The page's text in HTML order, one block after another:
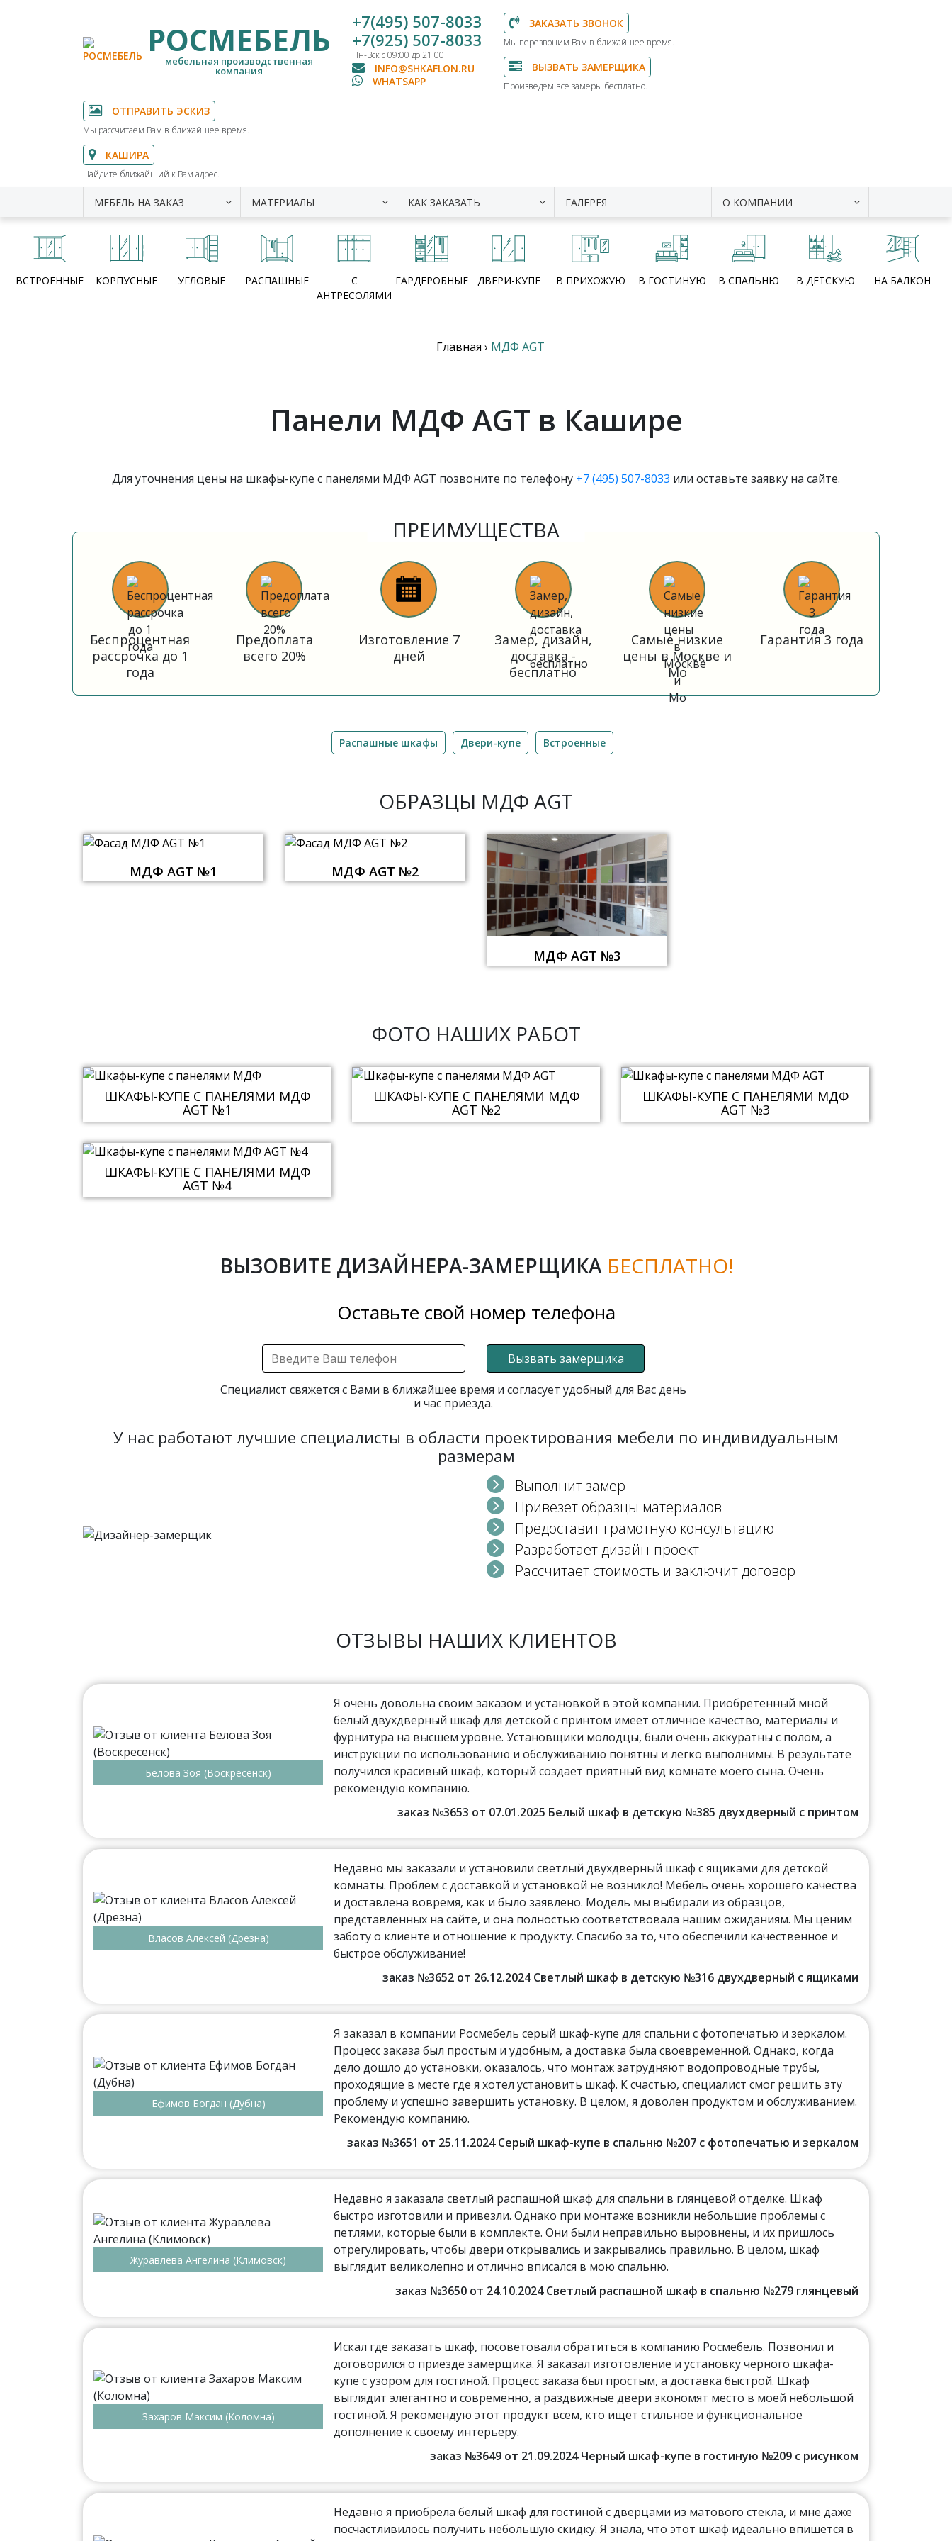
РОСМЕБЕЛЬ
мебельная производственная
компания
+7(495) 507-8033
+7(925) 507-8033
Пн-Вск с 09:00 до 21:00
INFO@SHKAFLON.RU
WHATSAPP
ЗАКАЗАТЬ ЗВОНОК
Мы перезвоним Вам в ближайшее время.
ВЫЗВАТЬ ЗАМЕРЩИКА
Произведем все замеры бесплатно.
ОТПРАВИТЬ ЭСКИЗ
Мы рассчитаем Вам в ближайшее время.
КАШИРА
Найдите ближайший к Вам адрес.
МЕБЕЛЬ НА ЗАКАЗ МАТЕРИАЛЫ КАК ЗАКАЗАТЬ ГАЛЕРЕЯ О КОМПАНИИ
ВСТРОЕННЫЕ КОРПУСНЫЕ УГЛОВЫЕ РАСПАШНЫЕ
С
АНТРЕСОЛЯМИ
ГАРДЕРОБНЫЕ ДВЕРИ-КУПЕ В ПРИХОЖУЮ В ГОСТИНУЮ В СПАЛЬНЮ В ДЕТСКУЮ НА БАЛКОН
Главная › МДФ AGT
Панели МДФ AGT в Кашире
Для уточнения цены на шкафы-купе с панелями МДФ AGT позвоните по телефону +7 (495) 507-8033 или оставьте заявку на сайте.
ПРЕИМУЩЕСТВА
Беспроцентная
рассрочка до 1
года
Предоплата
всего 20%
Изготовление 7
дней
Замер, дизайн,
доставка -
бесплатно
Самые низкие
цены в Москве и
Мо
Гарантия 3 года
Распашные шкафы Двери-купе Встроенные
ОБРАЗЦЫ МДФ AGT
МДФ AGT №1 МДФ AGT №2
МДФ AGT №3
ФОТО НАШИХ РАБОТ
ШКАФЫ-КУПЕ С ПАНЕЛЯМИ МДФ
AGT №1
ШКАФЫ-КУПЕ С ПАНЕЛЯМИ МДФ
AGT №2
ШКАФЫ-КУПЕ С ПАНЕЛЯМИ МДФ
AGT №3
ШКАФЫ-КУПЕ С ПАНЕЛЯМИ МДФ
AGT №4
ВЫЗОВИТЕ ДИЗАЙНЕРА-ЗАМЕРЩИКА БЕСПЛАТНО!
Оставьте свой номер телефона
Вызвать замерщика
Специалист свяжется с Вами в ближайшее время и согласует удобный для Вас день
и час приезда.
У нас работают лучшие специалисты в области проектирования мебели по индивидуальным
размерам
Выполнит замер
Привезет образцы материалов
Предоставит грамотную консультацию
Разработает дизайн-проект
Рассчитает стоимость и заключит договор
ОТЗЫВЫ НАШИХ КЛИЕНТОВ
Белова Зоя (Воскресенск)
Я очень довольна своим заказом и установкой в этой компании. Приобретенный мной
белый двухдверный шкаф для детской с принтом имеет отличное качество, материалы и
фурнитура на высшем уровне. Установщики молодцы, были очень аккуратны с полом, а
инструкции по использованию и обслуживанию понятны и легко выполнимы. В результате
получился красивый шкаф, который создаёт приятный вид комнате моего сына. Очень
рекомендую компанию.
заказ №3653 от 07.01.2025 Белый шкаф в детскую №385 двухдверный с принтом
Власов Алексей (Дрезна)
Недавно мы заказали и установили светлый двухдверный шкаф с ящиками для детской
комнаты. Проблем с доставкой и установкой не возникло! Мебель очень хорошего качества
и доставлена вовремя, как и было заявлено. Модель мы выбирали из образцов,
представленных на сайте, и она полностью соответствовала нашим ожиданиям. Мы ценим
заботу о клиенте и отношение к продукту. Спасибо за то, что обеспечили качественное и
быстрое обслуживание!
заказ №3652 от 26.12.2024 Светлый шкаф в детскую №316 двухдверный с ящиками
Ефимов Богдан (Дубна)
Я заказал в компании Росмебель серый шкаф-купе для спальни с фотопечатью и зеркалом.
Процесс заказа был простым и удобным, а доставка была своевременной. Однако, когда
дело дошло до установки, оказалось, что монтаж затрудняют водопроводные трубы,
проходящие в месте где я хотел установить шкаф. К счастью, специалист смог решить эту
проблему и успешно завершить установку. В целом, я доволен продуктом и обслуживанием.
Рекомендую компанию.
заказ №3651 от 25.11.2024 Серый шкаф-купе в спальню №207 с фотопечатью и зеркалом
Журавлева Ангелина (Климовск)
Недавно я заказала светлый распашной шкаф для спальни в глянцевой отделке. Шкаф
быстро изготовили и привезли. Однако при монтаже возникли небольшие проблемы с
петлями, которые были в комплекте. Они были неправильно выровнены, и их пришлось
отрегулировать, чтобы двери открывались и закрывались правильно. В целом, шкаф
выглядит великолепно и отлично вписался в мою спальню.
заказ №3650 от 24.10.2024 Светлый распашной шкаф в спальню №279 глянцевый
Захаров Максим (Коломна)
Искал где заказать шкаф, посоветовали обратиться в компанию Росмебель. Позвонил и
договорился о приезде замерщика. Я заказал изготовление и установку черного шкафа-
купе с узором для гостиной. Процесс заказа был простым, а доставка быстрой. Шкаф
выглядит элегантно и современно, а раздвижные двери экономят место в моей небольшой
гостиной. Я рекомендую этот продукт всем, кто ищет стильное и функциональное
дополнение к своему интерьеру.
заказ №3649 от 21.09.2024 Черный шкаф-купе в гостиную №209 с рисунком
Недавно я приобрела белый шкаф для гостиной с дверцами из матового стекла, и мне даже
посчастливилось получить небольшую скидку. Я знала, что этот шкаф идеально впишется в